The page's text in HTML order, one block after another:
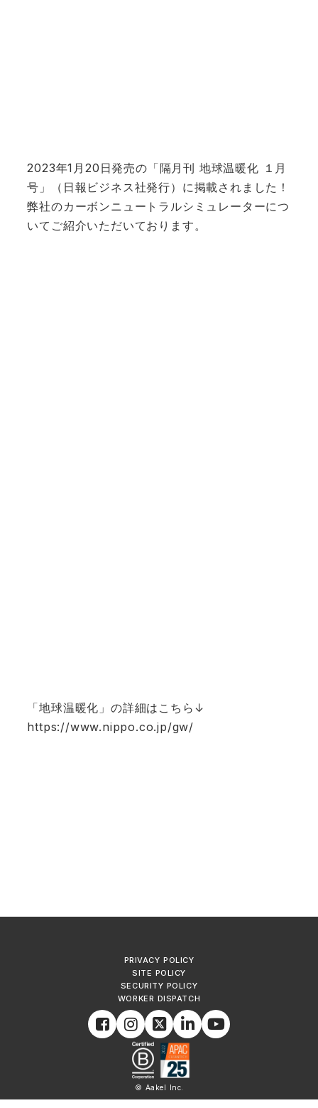
2023年1月20日発売の「隔月刊 地球温暖化 １月
号」（日報ビジネス社発行）に掲載されました！
弊社のカーボンニュートラルシミュレーターにつ
いてご紹介いただいております。
「地球温暖化」の詳細はこちら↓
https://www.nippo.co.jp/gw/
PRIVACY POLICY
SITE POLICY
SECURITY POLICY
WORKER DISPATCH
© Aakel Inc.